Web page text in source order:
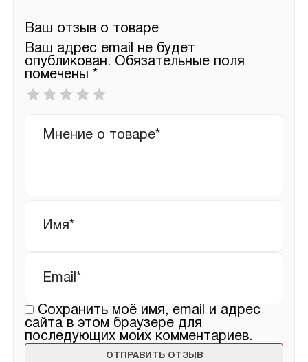
Ваш отзыв о товаре
Ваш адрес email не будет
опубликован. Обязательные поля
помечены *
Ваша
оценка
отзыв
Сохранить моё имя, email и адрес
сайта в этом браузере для
последующих моих комментариев.